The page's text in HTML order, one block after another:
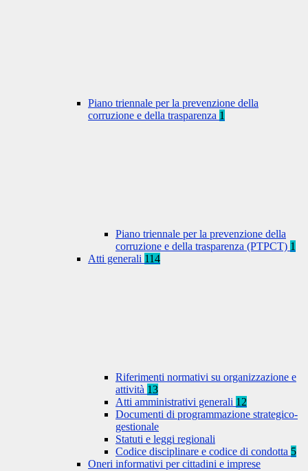
Piano triennale per la prevenzione della
corruzione e della trasparenza 1
Piano triennale per la prevenzione della
corruzione e della trasparenza (PTPCT) 1
Atti generali 114
Riferimenti normativi su organizzazione e
attività 13
Atti amministrativi generali 12
Documenti di programmazione strategico-
gestionale
Statuti e leggi regionali
Codice disciplinare e codice di condotta 5
Oneri informativi per cittadini e imprese